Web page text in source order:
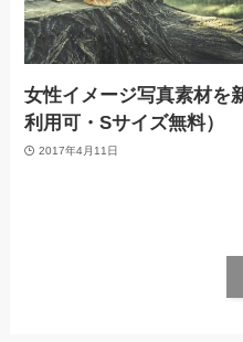
女性イメージ写真素材を
利用可・Sサイズ無料）
2017年4月11日